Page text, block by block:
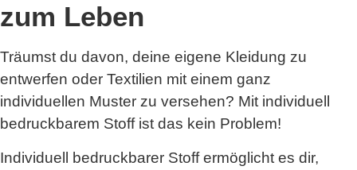
zum Leben
Träumst du davon, deine eigene Kleidung zu
entwerfen oder Textilien mit einem ganz
individuellen Muster zu versehen? Mit individuell
bedruckbarem Stoff ist das kein Problem!
Individuell bedruckbarer Stoff ermöglicht es dir,